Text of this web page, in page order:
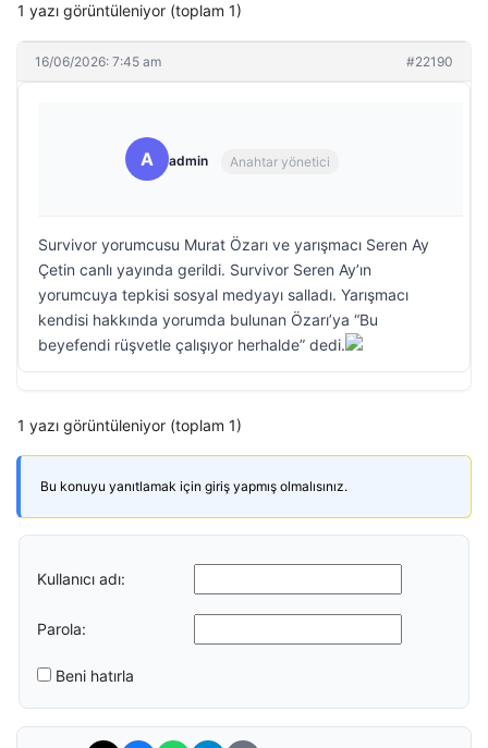
1 yazı görüntüleniyor (toplam 1)
16/06/2026: 7:45 am #22190
A admin Anahtar yönetici
Survivor yorumcusu Murat Özarı ve yarışmacı Seren Ay
Çetin canlı yayında gerildi. Survivor Seren Ay’ın
yorumcuya tepkisi sosyal medyayı salladı. Yarışmacı
kendisi hakkında yorumda bulunan Özarı’ya “Bu
beyefendi rüşvetle çalışıyor herhalde” dedi.
1 yazı görüntüleniyor (toplam 1)
Bu konuyu yanıtlamak için giriş yapmış olmalısınız.
Kullanıcı adı:
Parola:
Beni hatırla